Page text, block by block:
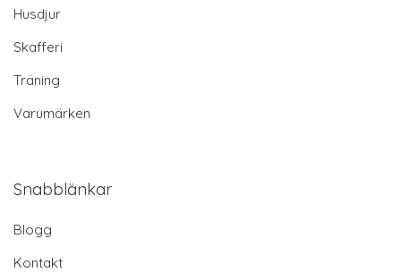
Husdjur
Skafferi
Träning
Varumärken
Snabblänkar
Blogg
Kontakt